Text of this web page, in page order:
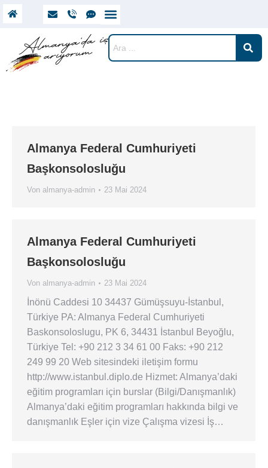
Almanya Federal Cumhuriyeti
Başkonsolosluğu
Von almanya-admin 23 Mai 2024
Almanya Federal Cumhuriyeti
Başkonsolosluğu
Von almanya-admin 23 Mai 2024
İnönü Caddesi 10 34437 Gümüşsuyu-İstanbul,
Türkiye PA: Almanya Federal Cumhuriyeti
Baskonsoloslugu, PK 6, 34431 İstanbul Beyoğlu,
Türkiye Tel: +90 212 3 34 61 00 Faks: +90 212
249 99 20 Web sitesindeki iletişim formu
http://www.istanbul.diplo.de Hizmet: Almanya’daki
eğitim programları için burslar (Bilgi/Danışmanlık)
Almanya’daki eğitim programları hakkında bilgi ve
danışmanlık Eşler için vize Çalışma vizesi İş…